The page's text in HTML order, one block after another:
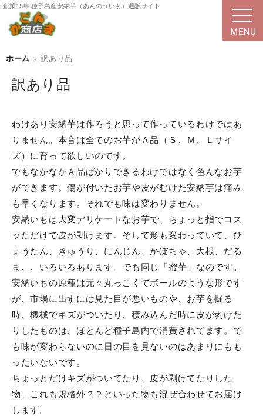
創業15年 種子島産安納芋（あんのういも）通販サイト
ホーム > 訳あり品
訳あり品
わけあり安納芋は作ろうと思って作っているわけではあ
りません。本音は全てのお芋がＡ品（Ｓ、Ｍ、Ｌサイ
ズ）に育って欲しいのです。
でもなかなかＡ品ばかりできるわけではなく色んなお芋
ができます。傷が付いたお芋や皮がむけた安納芋は痛み
も早くなります。それでも味は変わりません。
安納いもは大変デリケートなお芋で、ちょっと指でコス
ッただけで皮が剥けます。そして形も変わっていて、ひ
ょうたん、きゅうり、にんじん、かぼちゃ、大根、だる
ま、、いろいろあります。でも同じ「蜜芋」なのです。
安納いもの原種は元々丸っこくてボールのような形です
が、市場に出すには見た目が悪いものや、お芋を掘る
時、機械でキズがついたり、積み込んだ時に皮が剥けた
りしたものは、ほとんど種子島内で消費されてます。で
も味が変わらないのに日の目を見ないのはあまりにもも
ったいないです。
ちょっとだけキズがついてたり、皮が剥けてたりした
物、これも規格外？？といった物も混ぜ合わせてお届け
します。